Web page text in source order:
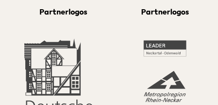
Partnerlogos Partnerlogos